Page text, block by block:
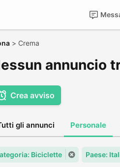
> Crema
annuncio
Crea avviso
gli annunci Personale
Biciclette Paese: